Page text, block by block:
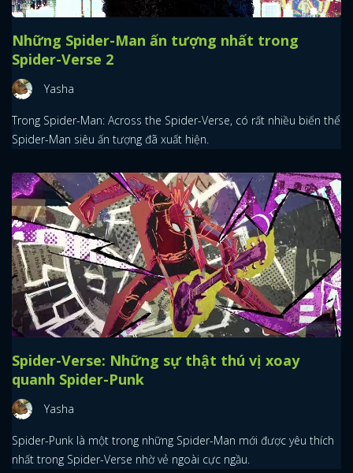
Những Spider-Man ấn tượng nhất trong
Spider-Verse 2
Yasha
Trong Spider-Man: Across the Spider-Verse, có rất nhiều biến thể
Spider-Man siêu ấn tượng đã xuất hiện.
Spider-Verse: Những sự thật thú vị xoay
quanh Spider-Punk
Yasha
Spider-Punk là một trong những Spider-Man mới được yêu thích
nhất trong Spider-Verse nhờ vẻ ngoài cực ngầu.